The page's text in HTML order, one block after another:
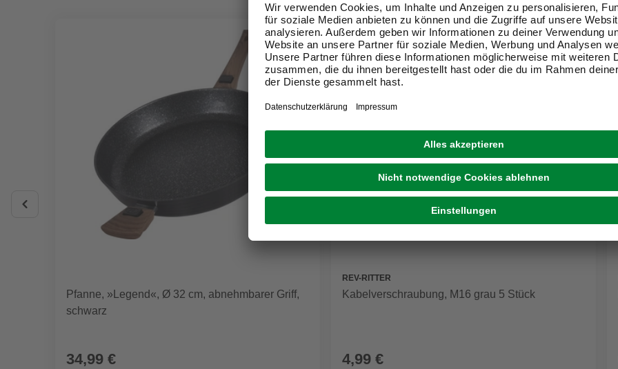
Pfanne, »Legend«, Ø 32 cm, abnehmbarer Griff,
schwarz
34,99 €
REV-RITTER
Kabelverschraubung, M16 grau 5 Stück
4,99 €